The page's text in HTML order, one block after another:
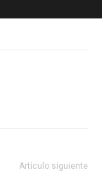
Artículo siguiente